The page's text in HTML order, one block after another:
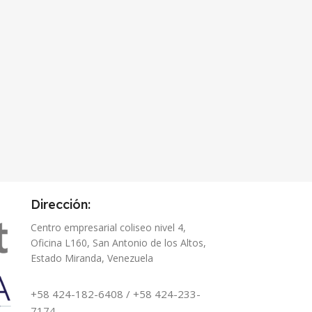
Dirección:
Centro empresarial coliseo nivel 4,
Oficina L160, San Antonio de los Altos,
Estado Miranda, Venezuela
+58 424-182-6408 / +58 424-233-